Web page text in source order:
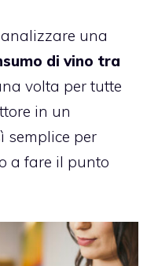
una
di vino tra
volta per tutte
in un
semplice per
a fare il punto